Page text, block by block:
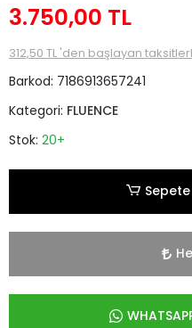
3.750,00 TL
312,50 TL 'den başlayan
Barkod: 7186913657241
Kategori: FLUENCE
Stok: 20+